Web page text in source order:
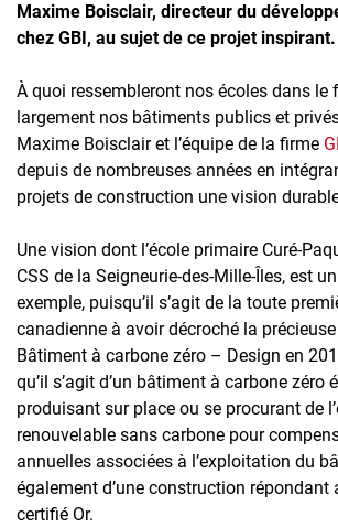
Maxime Boisclair, directeur du
chez GBI, au sujet de ce projet inspirant.
À quoi ressembleront nos écoles dans le
largement nos bâtiments publics et
Maxime Boisclair et l’équipe de la firme
depuis de nombreuses années en
projets de construction une vision
Une vision dont l’école primaire Curé-
CSS de la Seigneurie-des-Mille-Îles, est
exemple, puisqu’il s’agit de la toute
canadienne à avoir décroché la
Bâtiment à carbone zéro – Design en
qu’il s’agit d’un bâtiment à carbone zéro
produisant sur place ou se procurant de
renouvelable sans carbone pour
annuelles associées à l’exploitation du
également d’une construction répondant
certifié Or.